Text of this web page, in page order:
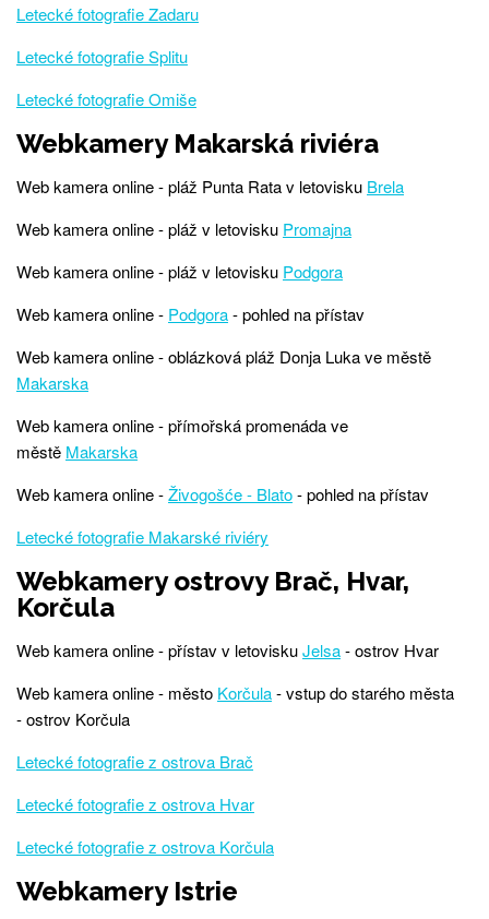
Letecké fotografie Zadaru
Letecké fotografie Splitu
Letecké fotografie Omiše
Webkamery Makarská riviéra
Web kamera online - pláž Punta Rata v letovisku Brela
Web kamera online - pláž v letovisku Promajna
Web kamera online - pláž v letovisku Podgora
Web kamera online - Podgora- pohled na přístav
Web kamera online - oblázková pláž Donja Luka ve městě
Makarska
Web kamera online - přímořská promenáda ve
městě Makarska
Web kamera online -Živogošće - Blato- pohled na přístav
Letecké fotografie Makarské riviéry
Webkamery ostrovy Brač, Hvar,
Korčula
Web kamera online - přístav v letoviskuJelsa- ostrov Hvar
Web kamera online - město Korčula- vstup do starého města
- ostrov Korčula
Letecké fotografie z ostrova Brač
Letecké fotografie z ostrova Hvar
Letecké fotografie z ostrova Korčula
Webkamery Istrie